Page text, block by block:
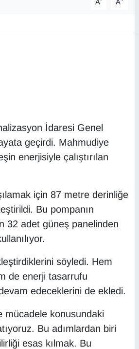
A A
İdaresi Genel
geçirdi. Mahmudiye
enerjisiyle çalıştırılan
için 87 metre derinliğe
Bu pompanın
32 adet güneş panelinden
söyledi. Hem
de enerji tasarrufu
edeceklerini de ekledi.
mücadele konusundaki
Bu adımlardan biri
esas kılmak. Bu